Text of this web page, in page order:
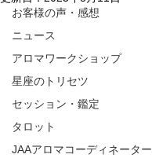
お客様の声・感想
ニュース
アロマワークショップ
星座のトリセツ
セッション・鑑定
タロット
JAAアロマコーディネーター